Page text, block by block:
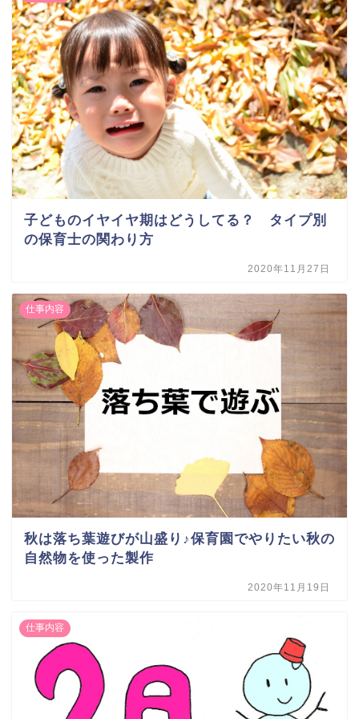
子どものイヤイヤ期はどうしてる？ タイプ別
の保育士の関わり方
2020年11月27日
仕事内容
秋は落ち葉遊びが山盛り♪保育園でやりたい秋の
自然物を使った製作
2020年11月19日
仕事内容